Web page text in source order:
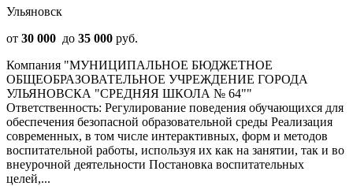
Ульяновск
от 30 000 до 35 000 руб.
Компания "МУНИЦИПАЛЬНОЕ БЮДЖЕТНОЕ
ОБЩЕОБРАЗОВАТЕЛЬНОЕ УЧРЕЖДЕНИЕ ГОРОДА
УЛЬЯНОВСКА "СРЕДНЯЯ ШКОЛА № 64""
Ответственность: Регулирование поведения обучающихся для
обеспечения безопасной образовательной среды Реализация
современных, в том числе интерактивных, форм и методов
воспитательной работы, используя их как на занятии, так и во
внеурочной деятельности Постановка воспитательных
целей,...